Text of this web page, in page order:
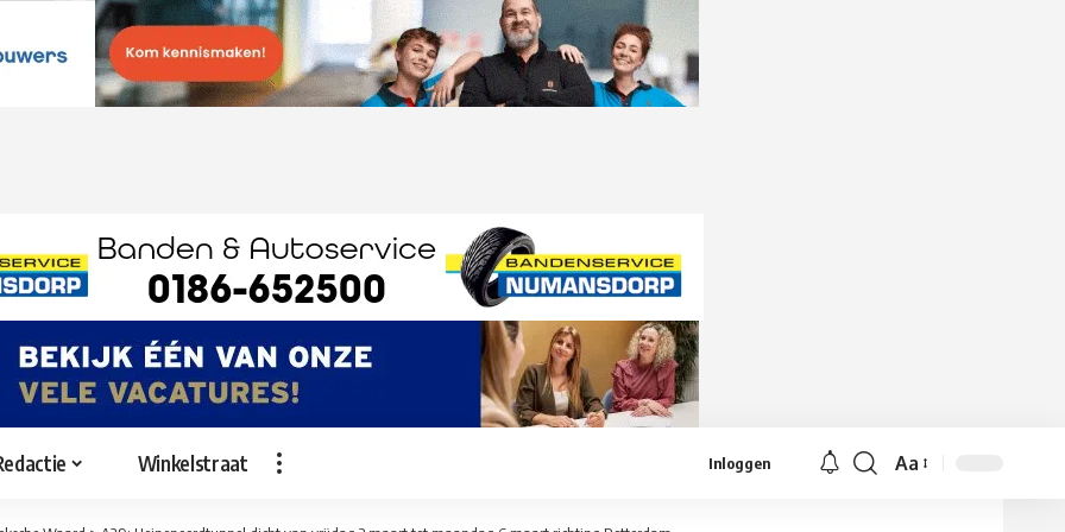
Winkelstraat Inloggen
Lettergrootte
Aa